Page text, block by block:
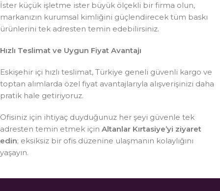
İster küçük işletme ister büyük ölçekli bir firma olun,
markanızın kurumsal kimliğini güçlendirecek tüm baskı
ürünlerini tek adresten temin edebilirsiniz.
Hızlı Teslimat ve Uygun Fiyat Avantajı
Eskişehir içi hızlı teslimat, Türkiye geneli güvenli kargo ve
toptan alımlarda özel fiyat avantajlarıyla alışverişinizi daha
pratik hale getiriyoruz.
Ofisiniz için ihtiyaç duyduğunuz her şeyi güvenle tek
adresten temin etmek için Altanlar Kırtasiye’yi ziyaret
edin; eksiksiz bir ofis düzenine ulaşmanın kolaylığını
yaşayın.